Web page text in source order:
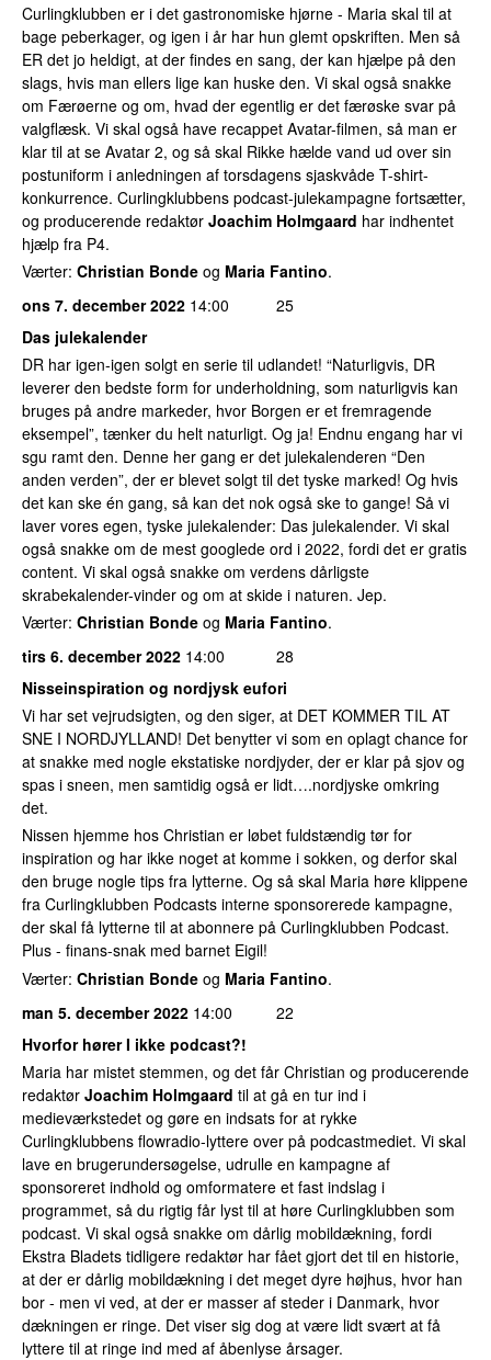
Curlingklubben er i det gastronomiske hjørne - Maria skal til at
bage peberkager, og igen i år har hun glemt opskriften. Men så
ER det jo heldigt, at der findes en sang, der kan hjælpe på den
slags, hvis man ellers lige kan huske den. Vi skal også snakke
om Færøerne og om, hvad der egentlig er det færøske svar på
valgflæsk. Vi skal også have recappet Avatar-filmen, så man er
klar til at se Avatar 2, og så skal Rikke hælde vand ud over sin
postuniform i anledningen af torsdagens sjaskvåde T-shirt-
konkurrence. Curlingklubbens podcast-julekampagne fortsætter,
og producerende redaktør Joachim Holmgaard har indhentet
hjælp fra P4.
Værter: Christian Bonde og Maria Fantino.
ons 7. december 2022 14:00
25
Das julekalender
DR har igen-igen solgt en serie til udlandet! “Naturligvis, DR
leverer den bedste form for underholdning, som naturligvis kan
bruges på andre markeder, hvor Borgen er et fremragende
eksempel”, tænker du helt naturligt. Og ja! Endnu engang har vi
sgu ramt den. Denne her gang er det julekalenderen “Den
anden verden”, der er blevet solgt til det tyske marked! Og hvis
det kan ske én gang, så kan det nok også ske to gange! Så vi
laver vores egen, tyske julekalender: Das julekalender. Vi skal
også snakke om de mest googlede ord i 2022, fordi det er gratis
content. Vi skal også snakke om verdens dårligste
skrabekalender-vinder og om at skide i naturen. Jep.
Værter: Christian Bonde og Maria Fantino.
tirs 6. december 2022 14:00
28
Nisseinspiration og nordjysk eufori
Vi har set vejrudsigten, og den siger, at DET KOMMER TIL AT
SNE I NORDJYLLAND! Det benytter vi som en oplagt chance for
at snakke med nogle ekstatiske nordjyder, der er klar på sjov og
spas i sneen, men samtidig også er lidt….nordjyske omkring
det.
Nissen hjemme hos Christian er løbet fuldstændig tør for
inspiration og har ikke noget at komme i sokken, og derfor skal
den bruge nogle tips fra lytterne. Og så skal Maria høre klippene
fra Curlingklubben Podcasts interne sponsorerede kampagne,
der skal få lytterne til at abonnere på Curlingklubben Podcast.
Plus - finans-snak med barnet Eigil!
Værter: Christian Bonde og Maria Fantino.
man 5. december 2022 14:00
22
Hvorfor hører I ikke podcast?!
Maria har mistet stemmen, og det får Christian og producerende
redaktør Joachim Holmgaard til at gå en tur ind i
medieværkstedet og gøre en indsats for at rykke
Curlingklubbens flowradio-lyttere over på podcastmediet. Vi skal
lave en brugerundersøgelse, udrulle en kampagne af
sponsoreret indhold og omformatere et fast indslag i
programmet, så du rigtig får lyst til at høre Curlingklubben som
podcast. Vi skal også snakke om dårlig mobildækning, fordi
Ekstra Bladets tidligere redaktør har fået gjort det til en historie,
at der er dårlig mobildækning i det meget dyre højhus, hvor han
bor - men vi ved, at der er masser af steder i Danmark, hvor
dækningen er ringe. Det viser sig dog at være lidt svært at få
lyttere til at ringe ind med af åbenlyse årsager.